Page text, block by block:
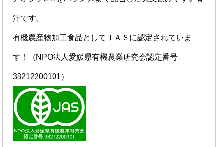
汁です。
有機農産物加工食品としてＪＡＳに認定されていま
す！（NPO法人愛媛県有機農業研究会認定番号
38212200101）